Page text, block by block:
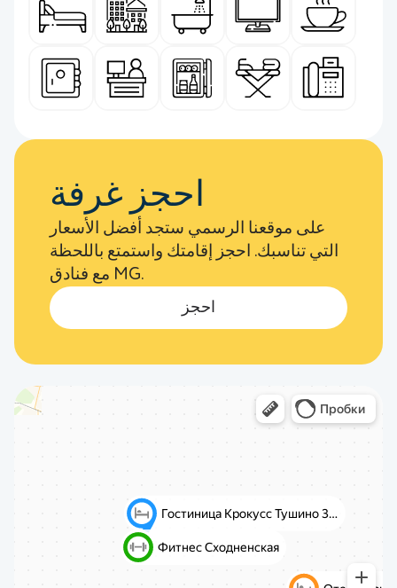
احجز غرفة
على موقعنا الرسمي ستجد أفضل الأسعار
التي تناسبك. احجز إقامتك واستمتع باللحظة
مع فنادق MG.
احجز